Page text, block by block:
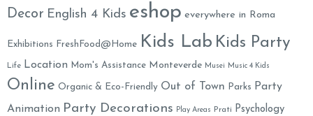
Decor English 4 Kids eshop everywhere in Roma
Exhibitions FreshFood@Home Kids Lab Kids Party
Life Location Mom's Assistance Monteverde Musei Music 4 Kids
Online Organic & Eco-Friendly Out of Town Parks
Party
Animation Party Decorations Play Areas Prati Psychology